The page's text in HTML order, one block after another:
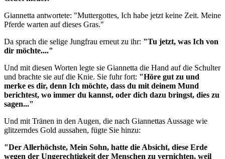
Giannetta antwortete: "Muttergottes, Ich habe jetzt keine Zeit. Meine
Pferde warten auf dieses Gras."
Da sprach die selige Jungfrau erneut zu ihr: "Tu jetzt, was Ich von
dir möchte...."
Und mit diesen Worten legte sie Giannetta die Hand auf die Schulter
und brachte sie auf die Knie. Sie fuhr fort: "Höre gut zu und
merke es dir, denn Ich möchte, dass du mit deinem Mund
berichtest, wo immer du kannst, oder dich dazu bringst, dies zu
sagen..."
Und mit Tränen in den Augen, die nach Giannettas Aussage wie
glitzerndes Gold aussahen, fügte Sie hinzu:
"Der Allerhöchste, Mein Sohn, hatte die Absicht, diese Erde
wegen der Ungerechtigkeit der Menschen zu vernichten, weil